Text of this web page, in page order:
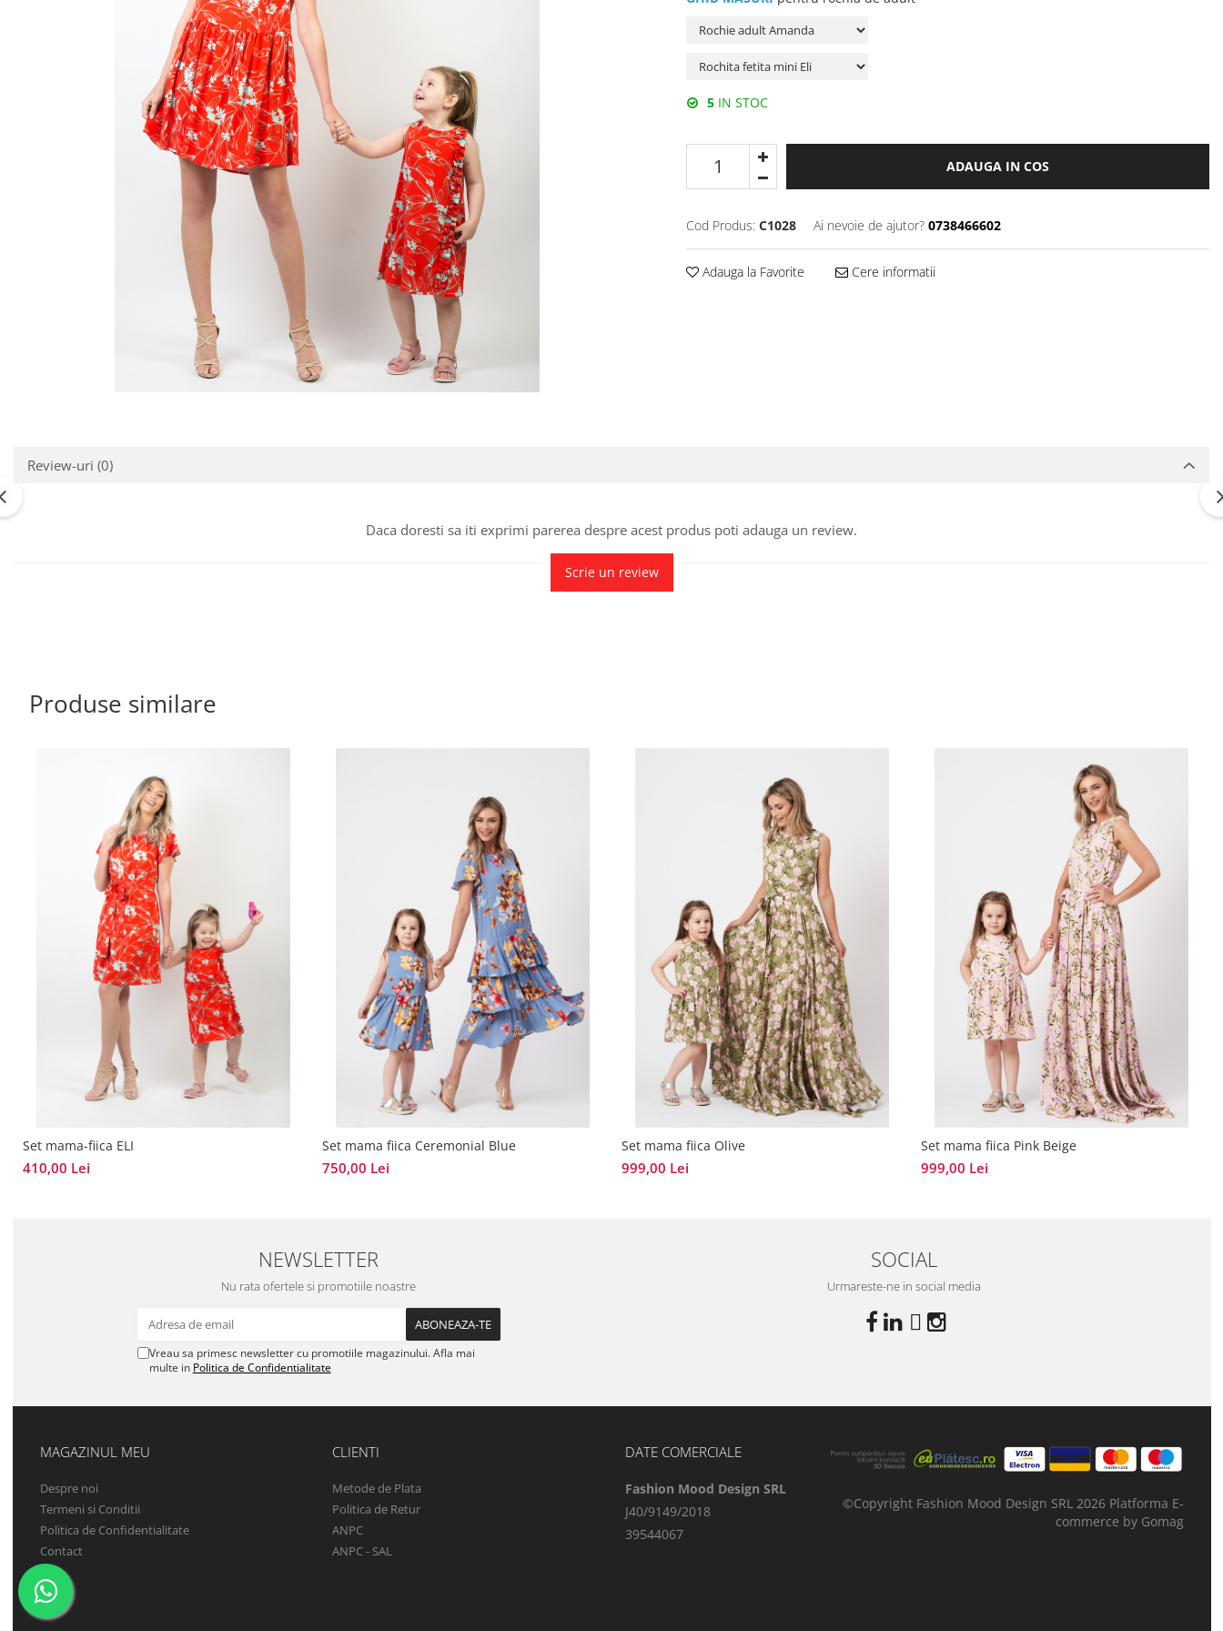
5 IN STOC
ADAUGA IN COS
Cod Produs: C1028 Ai nevoie de ajutor? 0738466602
Adauga la Favorite Cere informatii
Review-uri (0)
Daca doresti sa iti exprimi parerea despre acest produs poti adauga un review.
Scrie un review
Produse similare
Set mama-fiica ELI
410,00 Lei
Set mama fiica Ceremonial Blue
750,00 Lei
Set mama fiica Olive
999,00 Lei
Set mama fiica Pink Beige
999,00 Lei
NEWSLETTER
Nu rata ofertele si promotiile noastre
Vreau sa primesc newsletter cu promotiile magazinului. Afla mai
multe in Politica de Confidentialitate
SOCIAL
Urmareste-ne in social media
MAGAZINUL MEU
Despre noi
Termeni si Conditii
Politica de Confidentialitate
Contact
CLIENTI
Metode de Plata
Politica de Retur
ANPC
ANPC - SAL
DATE COMERCIALE
Fashion Mood Design SRL
J40/9149/2018
39544067
©Copyright Fashion Mood Design SRL 2026 Platforma E-
commerce by Gomag